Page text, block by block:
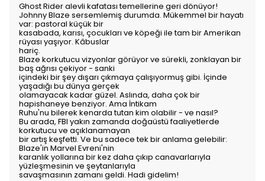
Ghost Rider alevli kafatası temellerine geri dönüyor!
Johnny Blaze sersemlemiş durumda. Mükemmel bir hayatı
var: pastoral küçük bir
kasabada, karısı, çocukları ve köpeği ile tam bir Amerikan
rüyası yaşıyor. Kâbuslar
hariç.
Blaze korkutucu vizyonlar görüyor ve sürekli, zonklayan bir
baş ağrısı çekiyor - sanki
içindeki bir şey dışarı çıkmaya çalışıyormuş gibi. İçinde
yaşadığı bu dünya gerçek
olamayacak kadar güzel. Aslında, daha çok bir
hapishaneye benziyor. Ama İntikam
Ruhu'nu bilerek kenarda tutan kim olabilir - ve nasıl?
Bu arada, FBI yakın zamanda doğaüstü faaliyetlerde
korkutucu ve açıklanamayan
bir artış keşfetti. Ve bu sadece tek bir anlama gelebilir:
Blaze'in Marvel Evreni'nin
karanlık yollarına bir kez daha çıkıp canavarlarıyla
yüzleşmesinin ve şeytanlarıyla
savaşmasının zamanı geldi. Hadi gidelim!